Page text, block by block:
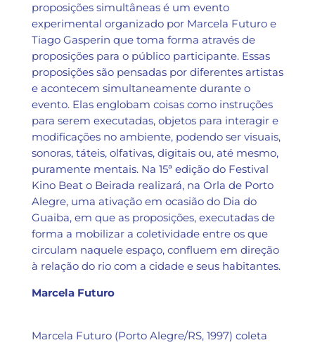
proposições simultâneasé um evento
experimental organizado por Marcela Futuro e
Tiago Gasperin que toma forma através de
proposições para o público participante. Essas
proposições são pensadas por diferentes artistas
e acontecem simultaneamente durante o
evento. Elas englobam coisas como instruções
para serem executadas, objetos para interagir e
modificações no ambiente, podendo ser visuais,
sonoras, táteis, olfativas, digitais ou, até mesmo,
puramente mentais. Na 15ª edição do Festival
Kino Beat o Beirada realizará, na Orla de Porto
Alegre, uma ativação em ocasião do Dia do
Guaiba, em que as proposições, executadas de
forma a mobilizar a coletividade entre os que
circulam naquele espaço, confluem em direção
à relação do rio com a cidade e seus habitantes.
Marcela Futuro
Marcela Futuro (Porto Alegre/RS, 1997) coleta